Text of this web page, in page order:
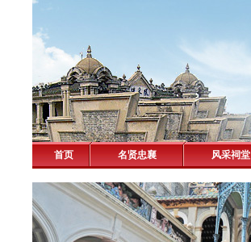
首页 名贤忠襄 风采祠堂